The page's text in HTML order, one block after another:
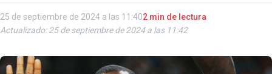
25 de septiembre de 2024 a las 11:402 min de lectura
Actualizado: 25 de septiembre de 2024 a las 11:42